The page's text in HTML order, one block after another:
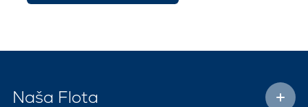
Naša Flota